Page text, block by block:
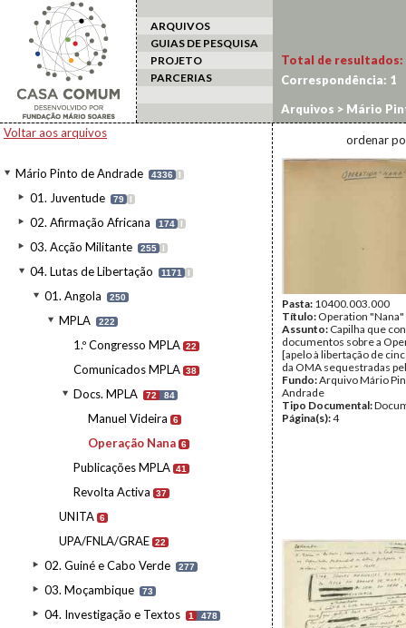
ARQUIVOS
GUIAS DE PESQUISA
PROJETO
PARCERIAS
Voltar aos arquivos
Mário Pinto de Andrade 4336 I
01. Juventude 79 I
02. Afirmação Africana 174 I
03. Acção Militante 255 I
04. Lutas de Libertação 1171 I
01. Angola 250
MPLA 222
1.º Congresso MPLA 22
Comunicados MPLA 38
Docs. MPLA 72 84
Manuel Videira 6
Operação Nana 6
Publicações MPLA 41
Revolta Activa 37
UNITA 6
UPA/FNLA/GRAE 22
02. Guiné e Cabo Verde 277
03. Moçambique 73
04. Investigação e Textos 1 478
Total de resultados:
Correspondência: 1
Arquivos > Mário
Operação Nana
ordenar
Pasta: 10400.003.000
Título: Operation "Nana"
Assunto: Capilha que
documentos sobre a
[apelo à libertação de
da OMA sequestradas
Fundo:Arquivo Mário
Andrade
Tipo Documental:
Página(s):4